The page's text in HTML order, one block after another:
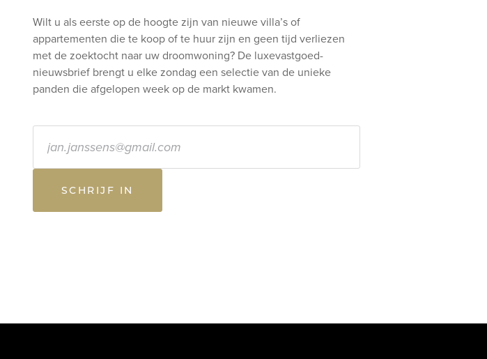
Wilt u als eerste op de hoogte zijn van nieuwe villa’s of
appartementen die te koop of te huur zijn en geen tijd verliezen
met de zoektocht naar uw droomwoning? De luxevastgoed-
nieuwsbrief brengt u elke zondag een selectie van de unieke
panden die afgelopen week op de markt kwamen.
SCHRIJF IN